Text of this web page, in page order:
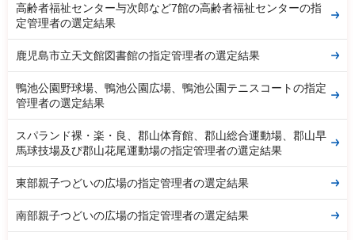
高齢者福祉センター与次郎など7館の高齢者福祉センターの指
定管理者の選定結果
鹿児島市立天文館図書館の指定管理者の選定結果
鴨池公園野球場、鴨池公園広場、鴨池公園テニスコートの指定
管理者の選定結果
スパランド裸・楽・良、郡山体育館、郡山総合運動場、郡山早
馬球技場及び郡山花尾運動場の指定管理者の選定結果
東部親子つどいの広場の指定管理者の選定結果
南部親子つどいの広場の指定管理者の選定結果